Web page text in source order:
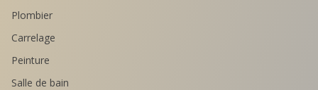
Plombier
Carrelage
Peinture
Salle de bain